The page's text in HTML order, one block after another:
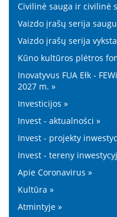
Civilinė sauga ir civilinė
Vaizdo įrašų serija
Vaizdo įrašų serija vyksta
Kūno kultūros plėtros
Inovatyvus FUA Ełk -
2027 m. »
Investicijos »
Invest - aktualności »
Invest - projekty
Invest - tereny
Apie Coronavirus »
Kultūra »
Atmintyje »